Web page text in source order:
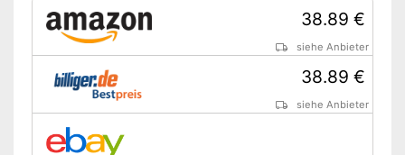
38.89 €
siehe Anbieter
38.89 €
siehe Anbieter